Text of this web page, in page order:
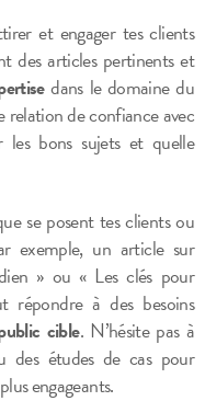
et engager tes clients
des articles pertinents et
dans le domaine du
de confiance avec
bons sujets et quelle
se posent tes clients ou
exemple, un article sur
» ou « Les clés pour
à des besoins
cible. N’hésite pas à
des études de cas pour
engageants.